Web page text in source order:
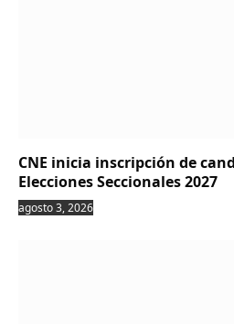
CNE inicia inscripción de
Elecciones Seccionales 2027
agosto 3, 2026